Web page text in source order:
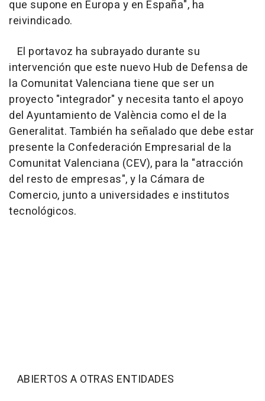
que supone en Europa y en España", ha
reivindicado.
El portavoz ha subrayado durante su
intervención que este nuevo Hub de Defensa de
la Comunitat Valenciana tiene que ser un
proyecto "integrador" y necesita tanto el apoyo
del Ayuntamiento de València como el de la
Generalitat. También ha señalado que debe estar
presente la Confederación Empresarial de la
Comunitat Valenciana (CEV), para la "atracción
del resto de empresas", y la Cámara de
Comercio, junto a universidades e institutos
tecnológicos.
ABIERTOS A OTRAS ENTIDADES